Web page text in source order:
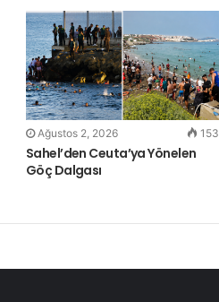
Ağustos 2, 2026 153
Sahel’den Ceuta’ya Yönelen
Göç Dalgası